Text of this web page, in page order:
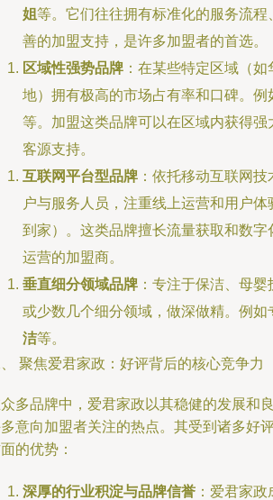
姐等。它们往往拥有标准化的服务流
善的加盟支持，是许多加盟者的首选。
区域性强势品牌 ：在某些特定区域（
地）拥有极高的市场占有率和口碑。例
等。加盟这类品牌可以在区域内获得
客源支持。
互联网平台型品牌 ：依托移动互联网
户与服务人员，注重线上运营和用户体
到家）。这类品牌擅长流量获取和数
运营的加盟商。
垂直细分领域品牌 ：专注于保洁、母
或少数几个细分领域，做深做精。例如
洁等。
聚焦爱君家政：好评背后的核心竞争力
多品牌中，爱君家政以其稳健的发展和
意向加盟者关注的热点。其受到诸多好
的优势：
深厚的行业积淀与品牌信誉 ：爱君家